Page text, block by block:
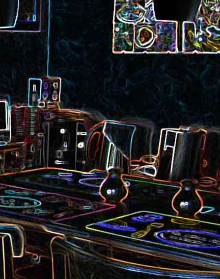
Noix de cajou caramélisées
au sésame
au Quesadillas à la mexicaine